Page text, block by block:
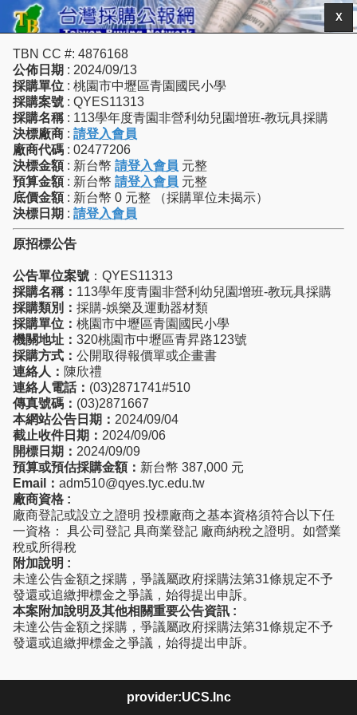
X
TBN CC #: 4876168
公佈日期 : 2024/09/13
採購單位 : 桃園市中壢區青園國民小學
採購案號 : QYES11313
採購名稱 : 113學年度青園非營利幼兒園增班-教玩具採購
決標廠商 : 請登入會員
廠商代碼 : 02477206
決標金額 : 新台幣 請登入會員 元整
預算金額 : 新台幣 請登入會員 元整
底價金額 : 新台幣 0 元整 （採購單位未揭示）
決標日期 : 請登入會員
原招標公告
公告單位案號 ：QYES11313
採購名稱： 113學年度青園非營利幼兒園增班-教玩具採購
採購類別： 採購-娛樂及運動器材類
採購單位： 桃園市中壢區青園國民小學
機關地址： 320桃園市中壢區青昇路123號
採購方式： 公開取得報價單或企畫書
連絡人： 陳欣禮
連絡人電話： (03)2871741#510
傳真號碼： (03)2871667
本網站公告日期： 2024/09/04
截止收件日期： 2024/09/06
開標日期： 2024/09/09
預算或預估採購金額： 新台幣 387,000 元
Email： adm510@qyes.tyc.edu.tw
廠商資格 :
廠商登記或設立之證明 投標廠商之基本資格須符合以下任
一資格： 具公司登記 具商業登記 廠商納稅之證明。如營業
稅或所得稅
附加說明 :
未達公告金額之採購，爭議屬政府採購法第31條規定不予
發還或追繳押標金之爭議，始得提出申訴。
本案附加說明及其他相關重要公告資訊 :
未達公告金額之採購，爭議屬政府採購法第31條規定不予
發還或追繳押標金之爭議，始得提出申訴。
provider:UCS.Inc